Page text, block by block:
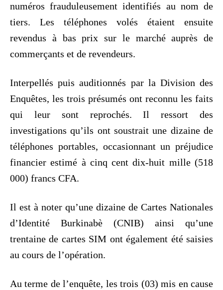
numéros frauduleusement identifiés au nom de
tiers. Les téléphones volés étaient ensuite
revendus à bas prix sur le marché auprès de
commerçants et de revendeurs.
Interpellés puis auditionnés par la Division des
Enquêtes, les trois présumés ont reconnu les faits
qui leur sont reprochés. Il ressort des
investigations qu’ils ont soustrait une dizaine de
téléphones portables, occasionnant un préjudice
financier estimé à cinq cent dix-huit mille (518
000) francs CFA.
Il est à noter qu’une dizaine de Cartes Nationales
d’Identité Burkinabè (CNIB) ainsi qu’une
trentaine de cartes SIM ont également été saisies
au cours de l’opération.
Au terme de l’enquête, les trois (03) mis en cause